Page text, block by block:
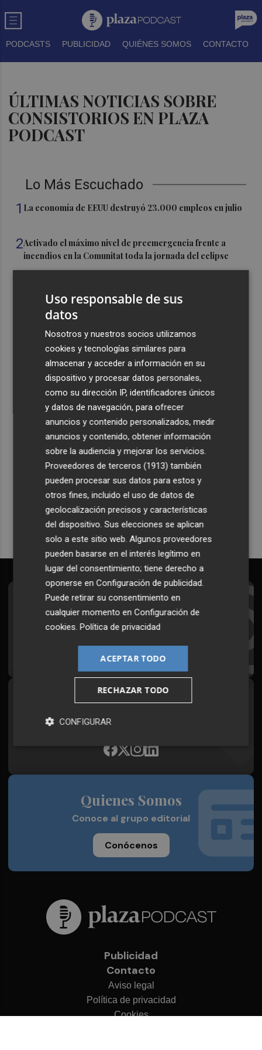
PODCASTS PUBLICIDAD QUIÉNES SOMOS CONTACTO
ÚLTIMAS NOTICIAS SOBRE
CONSISTORIOS EN PLAZA
PODCAST
Lo Más Escuchado
1 La economía de EEUU destruyó 23.000 empleos en julio
2Activado el máximo nivel de preemergencia frente a
incendios en la Comunitat toda la jornada del eclipse
Xàtiva restringirá el acceso al Castillo con vehículos
La convocatoria europea de gigafactorías de IA puede
activar una cadena industrial en centros de datos,
energía, 'cloud' y ciberseguridad
Recibe toda la actualidad de
Plaza Podcast en tu correo
Quiero suscribirme
Suscríbete al Boletín
Todos los días a primera hora en tu email
Síguenos en redes
Plaza Podcast, desde cualquier medio
Quienes Somos
Conoce al grupo editorial
Conócenos
Publicidad
Contacto
Aviso legal
Política de privacidad
Cookies
Uso responsable de sus
datos
Nosotros y nuestros socios utilizamos
cookies y tecnologías similares para
almacenar y acceder a información en su
dispositivo y procesar datos personales,
como su dirección IP, identificadores únicos
y datos de navegación, para ofrecer
anuncios y contenido personalizados, medir
anuncios y contenido, obtener información
sobre la audiencia y mejorar los servicios.
Proveedores de terceros (1913) también
pueden procesar sus datos para estos y
otros fines, incluido el uso de datos de
geolocalización precisos y características
del dispositivo. Sus elecciones se aplican
solo a este sitio web. Algunos proveedores
pueden basarse en el interés legítimo en
lugar del consentimiento; tiene derecho a
oponerse enConfiguración de publicidad.
Puede retirar su consentimiento en
cualquier momento enConfiguración de
cookies.Política de privacidad
ACEPTAR TODO
RECHAZAR TODO
CONFIGURAR